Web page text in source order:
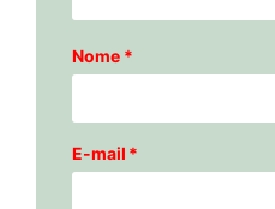
Nome *
E-mail *